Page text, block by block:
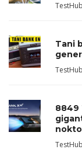
Tani
8849